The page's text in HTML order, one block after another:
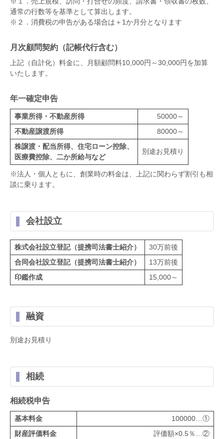
通常の行数等を基準として算出します。
※２．消費税の申告がある場合は＋1か月分となります
月次顧問契約（記帳代行含む）
上記（自計化）料金に、月額顧問料10,000円～30,000円を加算
いたします。
年一確定申告
事業所得・不動産所得
50000～
不動産譲渡所得
80000～
株譲渡・配当所得、住宅ローン控除、
医療費控除、二か所給与など
別途お見積り
※法人・個人ともに、創業時の料金は、上記に関わらず割引も相
談に乗ります。
会社設立
株式会社設立登記（提携司法書士紹介）
30万前後
合同会社設立登記（提携司法書士紹介）
13万前後
印鑑作成
15,000～
融資
別途お見積り
相続
相続税申告
基本料金
100000…①
財産評価料金
評価額×0.5％…②